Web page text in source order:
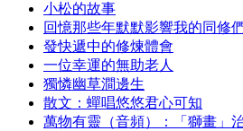
小松的故事
回憶那些年默默影響我的同修們
發快遞中的修煉體會
一位幸運的無助老人
獨憐幽草澗邊生
散文：蟬唱悠悠君心可知
萬物有靈（音頻）：「獅畫」